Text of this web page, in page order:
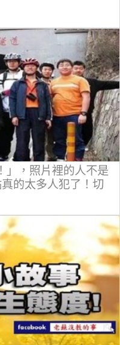
」，照片裡的人不是
的太多人犯了！切